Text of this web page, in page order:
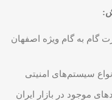
گام به گام ویژه اصفهان
سیستم‌های امنیتی
موجود در بازار ایران